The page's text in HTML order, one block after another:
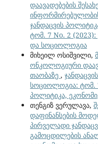
დაავადებების
ჯანდაცვის
ტომ. 7 No. 2 (2023):
და სოციოლოგია
მიხეილ ოსიშვილი,
ონკოლოგიური
თაობაზე ,
სოციოლოგია: ტომ.
პოლიტიკა,
თენგიზ ვერულავა,
დაფინანსების
პირველადი
გამოცდილების